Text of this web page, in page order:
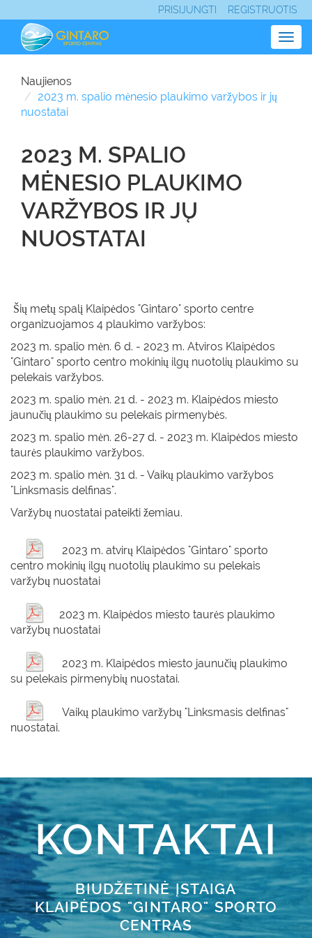
PRISIJUNGTI REGISTRUOTIS
Naujienos
2023 m. spalio mėnesio plaukimo varžybos ir jų
nuostatai
2023 M. SPALIO
MĖNESIO PLAUKIMO
VARŽYBOS IR JŲ
NUOSTATAI
Šių metų spalį Klaipėdos "Gintaro" sporto centre
organizuojamos 4 plaukimo varžybos:
2023 m. spalio mėn. 6 d. - 2023 m. Atviros Klaipėdos
"Gintaro" sporto centro mokinių ilgų nuotolių plaukimo su
pelekais varžybos.
2023 m. spalio mėn. 21 d. - 2023 m. Klaipėdos miesto
jaunučių plaukimo su pelekais pirmenybės.
2023 m. spalio mėn. 26-27 d. - 2023 m. Klaipėdos miesto
taurės plaukimo varžybos.
2023 m. spalio mėn. 31 d. - Vaikų plaukimo varžybos
"Linksmasis delfinas".
Varžybų nuostatai pateikti žemiau.
2023 m. atvirų Klaipėdos "Gintaro" sporto
centro mokinių ilgų nuotolių plaukimo su pelekais
varžybų nuostatai
2023 m. Klaipėdos miesto taurės plaukimo
varžybų nuostatai
2023 m. Klaipėdos miesto jaunučių plaukimo
su pelekais pirmenybių nuostatai.
Vaikų plaukimo varžybų "Linksmasis delfinas"
nuostatai.
KONTAKTAI
BIUDŽETINĖ ĮSTAIGA
KLAIPĖDOS "GINTARO" SPORTO
CENTRAS